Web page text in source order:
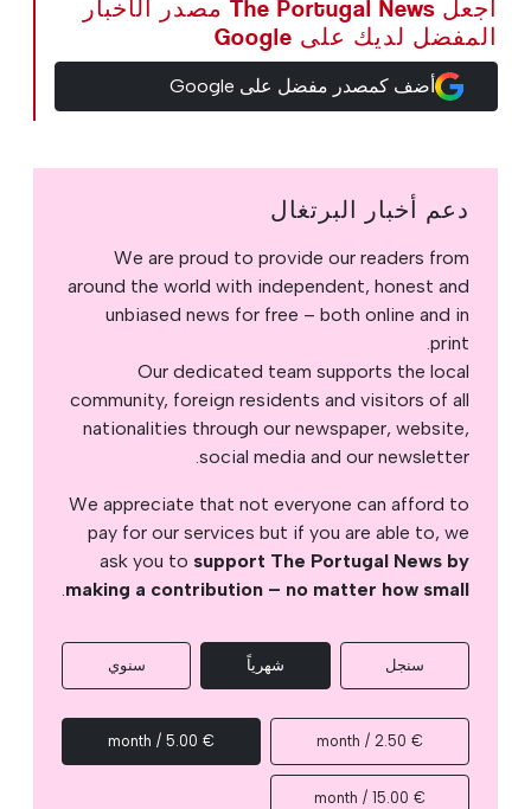
اجعل The Portugal News مصدر الأخبار
المفضل لديك على Google
أضف كمصدر مفضل على Google
دعم أخبار البرتغال
We are proud to provide our readers from
around the world with independent, honest and
unbiased news for free – both online and in
print.
Our dedicated team supports the local
community, foreign residents and visitors of all
nationalities through our newspaper, website,
social media and our newsletter.
We appreciate that not everyone can afford to
pay for our services but if you are able to, we
ask you to support The Portugal News by
making a contribution – no matter how small
.
سنجل شهرياً سنوي
€ 2.50 / month
€ 5.00 / month
€ 15.00 / month